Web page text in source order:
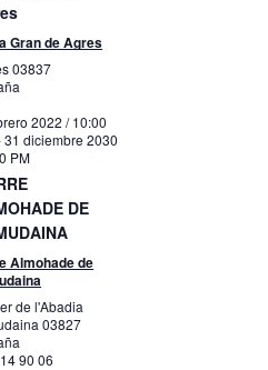
Gran de Agres
03837
2022 / 10:00
31 diciembre 2030
PM
DE
Almohade de
de l'Abadia
03827
90 06